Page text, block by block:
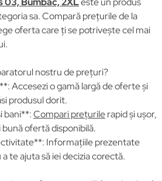
sa. Compară prețurile de la
oferta care ți se potrivește cel mai
nostru de prețuri?
Accesezi o gamă largă de oferte și
produsul dorit.
bani**:Compari prețurilerapid și ușor,
ofertă disponibilă.
Informațiile prezentate
te ajuta să iei decizia corectă.